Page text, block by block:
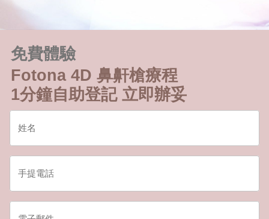
免費體驗
Fotona 4D 鼻鼾槍療程
1分鐘自助登記 立即辦妥